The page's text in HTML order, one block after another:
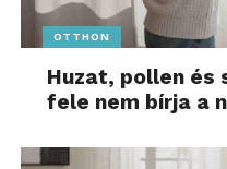
OTTHON
Huzat, pollen és
fele nem bírja a